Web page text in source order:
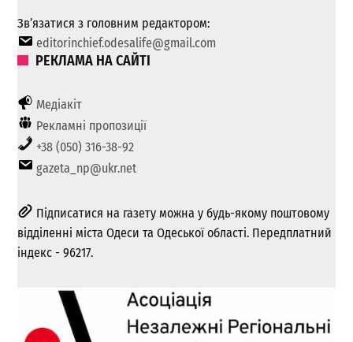
Зв’язатися з головним редактором:
editorinchief.odesalife@gmail.com
РЕКЛАМА НА САЙТІ
Медіакіт
Рекламні пропозиції
+38 (050) 316-38-92
gazeta_np@ukr.net
Підписатися на газету можна у будь-якому поштовому
відділенні міста Одеси та Одеської області. Передплатний
індекс - 96217.